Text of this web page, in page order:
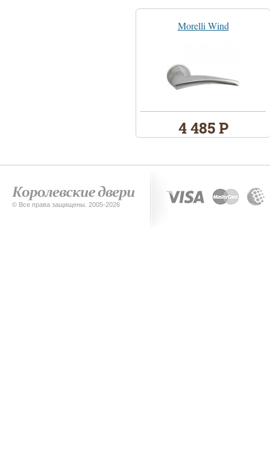
Morelli Wind
4 485 Р
© Все права защищены. 2005-2026